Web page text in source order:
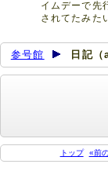
イムデーで先
されてたみた
参号館 日記
トップ «前